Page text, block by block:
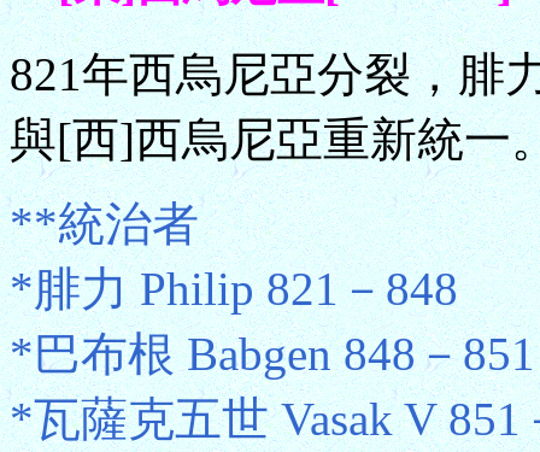
821年西烏尼亞分裂，腓
與[西]西烏尼亞重新統一
**統治者
*腓力 Philip 821－848
*巴布根 Babgen 848－851
*瓦薩克五世 Vasak V 851